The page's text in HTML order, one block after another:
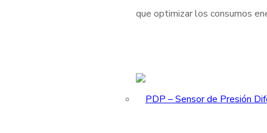
que optimizar los consumos